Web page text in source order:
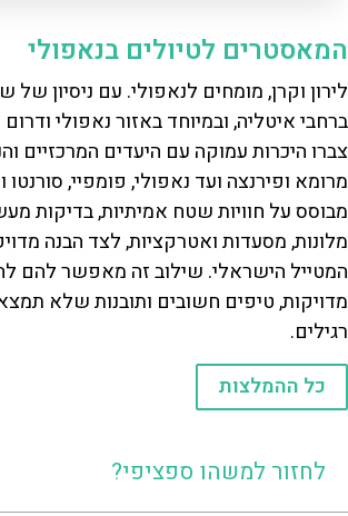
המאסטרים לטיולים בנאפולי
לירון וקרן, מומחים לנאפולי. עם ניסיון של
ברחבי איטליה, ובמיוחד באזור נאפולי ודרום
צברו היכרות עמוקה עם היעדים המרכזיים
מרומא ופירנצה ועד נאפולי, פומפיי,
מבוסס על חוויות שטח אמיתיות, בדיקות
מלונות, מסעדות ואטרקציות, לצד הבנה
המטייל הישראלי. שילוב זה מאפשר להם
מדויקות, טיפים חשובים ותובנות שלא
רגילים.
כל ההמלצות
לחזור למשהו ספציפי?